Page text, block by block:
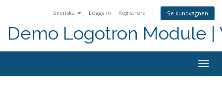
Svenska Logga in Registrera Se kundvagnen
Demo Logotron Module